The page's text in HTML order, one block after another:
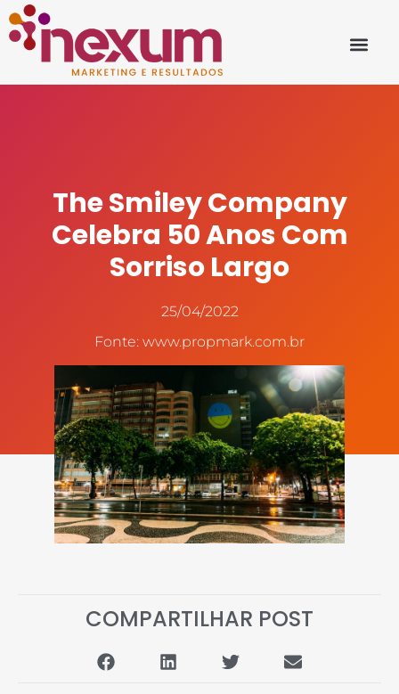
The Smiley Company
Celebra 50 Anos Com
Sorriso Largo
25/04/2022
Fonte: www.propmark.com.br
COMPARTILHAR POST